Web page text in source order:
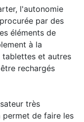
l'autonomie
par des
éléments de
à la
tablettes et autres
rechargés
très
de faire les